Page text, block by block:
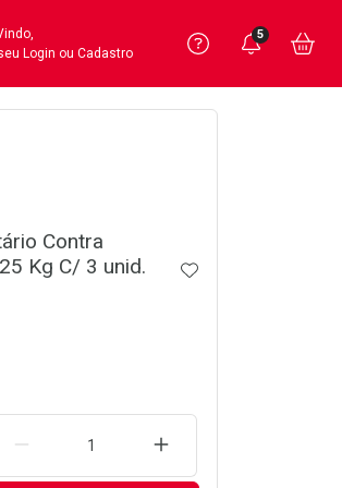
sua Conta
Login ou Cadastro
Precisa
Ver Recursos
Você
5
Contra
Kg C/ 3 unid.
ADICIONAR AOS
REMOVER UMA UNIDADEAUMENTAR UMA